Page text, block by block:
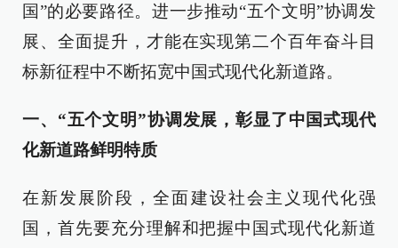
国”的必要路径。进一步推动“五个文明”协调发
展、全面提升，才能在实现第二个百年奋斗目
标新征程中不断拓宽中国式现代化新道路。
一、“五个文明”协调发展，彰显了中国式现代
化新道路鲜明特质
在新发展阶段，全面建设社会主义现代化强
国，首先要充分理解和把握中国式现代化新道